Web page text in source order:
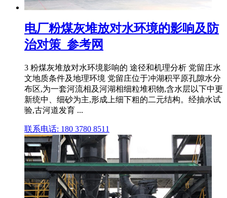
电厂粉煤灰堆放对水环境的影响及防
治对策_参考网
3 粉煤灰堆放对水环境影响的 途径和机理分析 党留庄水
文地质条件及地理环境 党留庄位于冲湖积平原孔隙水分
布区,为一套河流相及河湖相细粒堆积物,含水层以下中更
新统中、细砂为主,形成上细下粗的二元结构。经抽水试
验,古河道发育 ...
联系电话: 180 3780 8511